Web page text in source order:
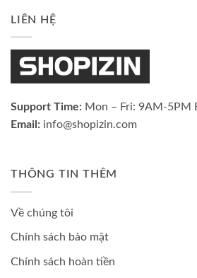
LIÊN HỆ
Support Time: Mon – Fri: 9AM-5PM
Email: info@shopizin.com
THÔNG TIN THÊM
Về chúng tôi
Chính sách bảo mật
Chính sách hoàn tiền